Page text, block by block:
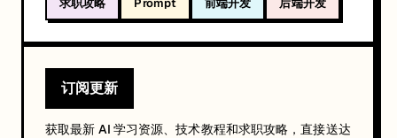
订阅更新
获取最新 AI 学习资源、技术教程和求职攻略，直接送达